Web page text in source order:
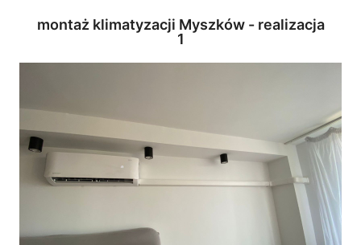
montaż klimatyzacji Myszków - realizacja
1